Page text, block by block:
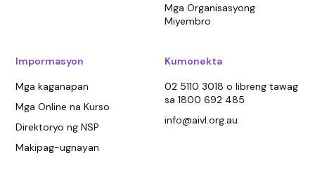
Mga Organisasyong
Miyembro
Impormasyon
Mga kaganapan
Mga Online na Kurso
Direktoryo ng NSP
Makipag-ugnayan
Kumonekta
02 5110 3018 o libreng tawag
sa 1800 692 485
info@aivl.org.au